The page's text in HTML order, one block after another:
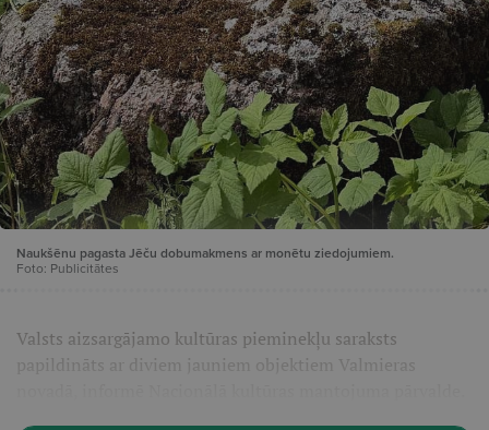
Naukšēnu pagasta Jēču dobumakmens ar monētu ziedojumiem.
Foto: Publicitātes
Valsts aizsargājamo kultūras pieminekļu saraksts
papildināts ar diviem jauniem objektiem Valmieras